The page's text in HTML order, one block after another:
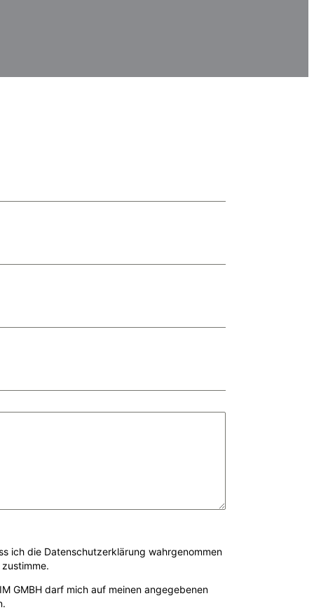
ich die Datenschutzerklärung wahrgenommen
GMBH darf mich auf meinen angegebenen